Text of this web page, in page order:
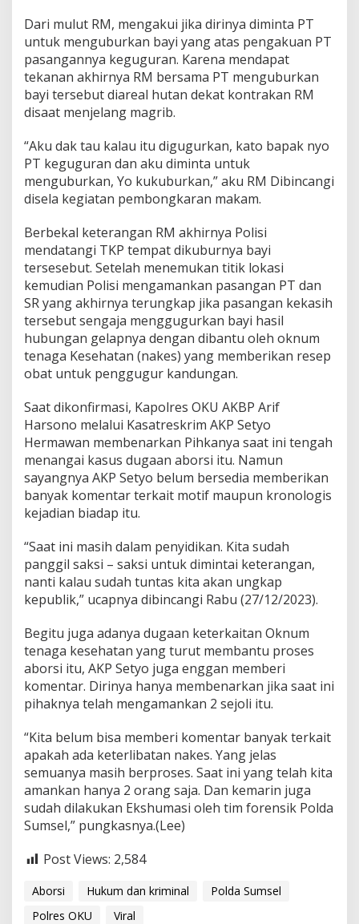
Dari mulut RM, mengakui jika dirinya diminta PT
untuk menguburkan bayi yang atas pengakuan PT
pasangannya keguguran. Karena mendapat
tekanan akhirnya RM bersama PT menguburkan
bayi tersebut diareal hutan dekat kontrakan RM
disaat menjelang magrib.
“Aku dak tau kalau itu digugurkan, kato bapak nyo
PT keguguran dan aku diminta untuk
menguburkan, Yo kukuburkan,” aku RM Dibincangi
disela kegiatan pembongkaran makam.
Berbekal keterangan RM akhirnya Polisi
mendatangi TKP tempat dikuburnya bayi
tersesebut. Setelah menemukan titik lokasi
kemudian Polisi mengamankan pasangan PT dan
SR yang akhirnya terungkap jika pasangan kekasih
tersebut sengaja menggugurkan bayi hasil
hubungan gelapnya dengan dibantu oleh oknum
tenaga Kesehatan (nakes) yang memberikan resep
obat untuk penggugur kandungan.
Saat dikonfirmasi, Kapolres OKU AKBP Arif
Harsono melalui Kasatreskrim AKP Setyo
Hermawan membenarkan Pihkanya saat ini tengah
menangai kasus dugaan aborsi itu. Namun
sayangnya AKP Setyo belum bersedia memberikan
banyak komentar terkait motif maupun kronologis
kejadian biadap itu.
“Saat ini masih dalam penyidikan. Kita sudah
panggil saksi – saksi untuk dimintai keterangan,
nanti kalau sudah tuntas kita akan ungkap
kepublik,” ucapnya dibincangi Rabu (27/12/2023).
Begitu juga adanya dugaan keterkaitan Oknum
tenaga kesehatan yang turut membantu proses
aborsi itu, AKP Setyo juga enggan memberi
komentar. Dirinya hanya membenarkan jika saat ini
pihaknya telah mengamankan 2 sejoli itu.
“Kita belum bisa memberi komentar banyak terkait
apakah ada keterlibatan nakes. Yang jelas
semuanya masih berproses. Saat ini yang telah kita
amankan hanya 2 orang saja. Dan kemarin juga
sudah dilakukan Ekshumasi oleh tim forensik Polda
Sumsel,” pungkasnya.(Lee)
Post Views: 2,584
Aborsi Hukum dan kriminal
Polda Sumsel
Polres OKU
Viral